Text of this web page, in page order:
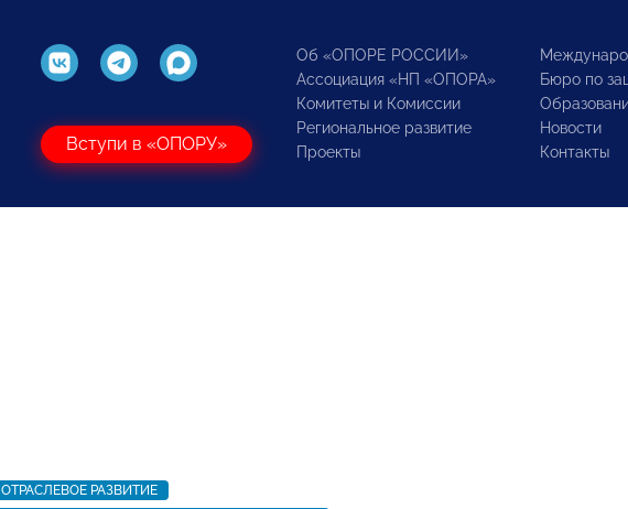
Вступи в «ОПОРУ»
Об «ОПОРЕ РОССИИ»
Ассоциация «НП «ОПОРА»
Комитеты и Комиссии
Региональное развитие
Проекты
Бюро по
Новости
Контакты
ОТРАСЛЕВОЕ РАЗВИТИЕ